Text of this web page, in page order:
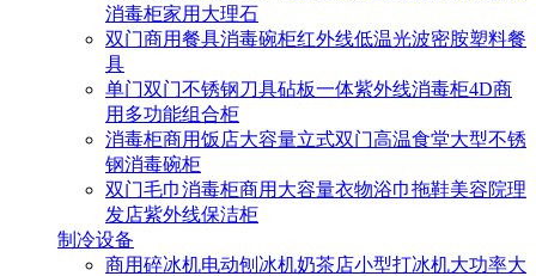
消毒柜家用大理石
双门商用餐具消毒碗柜红外线低温光波密胺塑料餐
具
单门双门不锈钢刀具砧板一体紫外线消毒柜4D商
用多功能组合柜
消毒柜商用饭店大容量立式双门高温食堂大型不锈
钢消毒碗柜
双门毛巾消毒柜商用大容量衣物浴巾拖鞋美容院理
发店紫外线保洁柜
制冷设备
商用碎冰机电动刨冰机奶茶店小型打冰机大功率大